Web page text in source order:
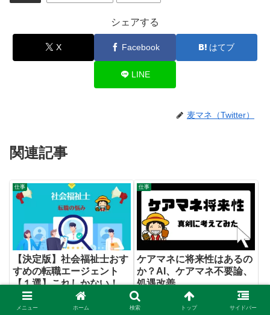
シェアする
X Facebook はてブ
LINE
麦マネ（Twitter）
関連記事
仕事
【決定版】社会福祉士おす
すめの転職エージェント
【１選】これしかない！
麦マネ（Twitter）
仕事
ケアマネに将来性はあるの
か？AI、ケアマネ不要論、
処遇改善…
麦マネ（Twitter）
メニュー ホーム 検索 トップ サイドバー